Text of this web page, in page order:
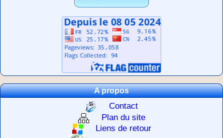
A propos
Contact
Plan du site
Liens de retour